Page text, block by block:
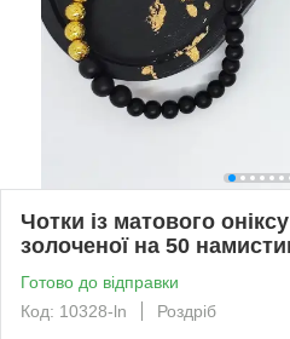
Чотки із матового
золоченої на 50
Готово до відправки
Код: 10328-ln
Роздріб